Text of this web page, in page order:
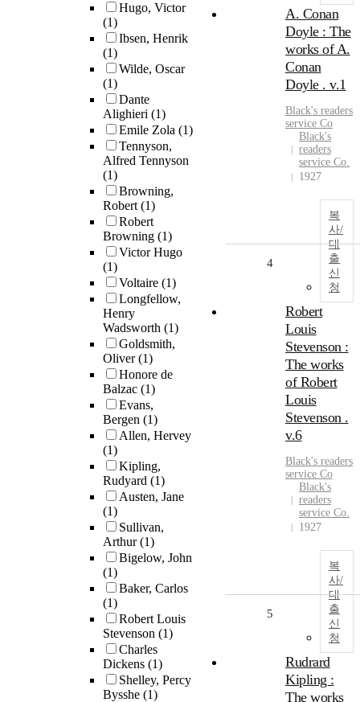
Hugo, Victor
(1)
Ibsen, Henrik
(1)
Wilde, Oscar
(1)
Dante
Alighieri (1)
Emile Zola (1)
Tennyson,
Alfred Tennyson
(1)
Browning,
Robert(1)
Robert
Browning (1)
Victor Hugo
(1)
Voltaire (1)
Longfellow,
Henry
Wadsworth (1)
Goldsmith,
Oliver(1)
Honore de
Balzac (1)
Evans,
Bergen (1)
Allen, Hervey
(1)
Kipling,
Rudyard (1)
Austen, Jane
(1)
Sullivan,
Arthur(1)
Bigelow, John
(1)
Baker, Carlos
(1)
Robert Louis
Stevenson (1)
Charles
Dickens (1)
Shelley, Percy
Bysshe (1)
A. Conan
Doyle : The
works of A.
Conan
Doyle . v.1
Black's readers
service Co
Black's
readers
service Co.
1927
복
사/
대
출
신
청
4
Robert
Louis
Stevenson :
The works
of Robert
Louis
Stevenson .
v.6
Black's readers
service Co
Black's
readers
service Co.
1927
복
사/
대
출
신
청
5
Rudrard
Kipling :
The works